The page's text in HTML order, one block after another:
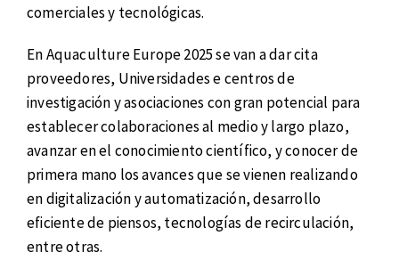
comerciales y tecnológicas.
En Aquaculture Europe 2025 se van a dar cita
proveedores, Universidades e centros de
investigación y asociaciones con gran potencial para
establecer colaboraciones al medio y largo plazo,
avanzar en el conocimiento científico, y conocer de
primera mano los avances que se vienen realizando
en digitalización y automatización, desarrollo
eficiente de piensos, tecnologías de recirculación,
entre otras.